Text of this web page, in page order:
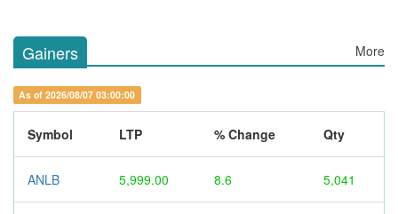
Gainers More
As of 2026/08/07 03:00:00
Symbol LTP % Change Qty
ANLB 5,999.00 8.6 5,041